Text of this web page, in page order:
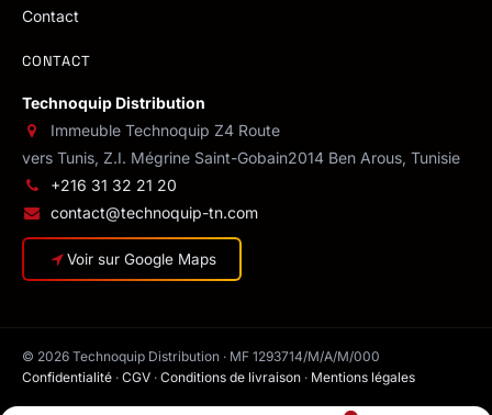
Contact
CONTACT
Technoquip Distribution
Immeuble Technoquip Z4 Route
vers Tunis, Z.I. Mégrine Saint-Gobain2014 Ben Arous, Tunisie
+216 31 32 21 20
contact@technoquip-tn.com
Voir sur Google Maps
© 2026 Technoquip Distribution · MF 1293714/M/A/M/000
Confidentialité · CGV · Conditions de livraison · Mentions légales